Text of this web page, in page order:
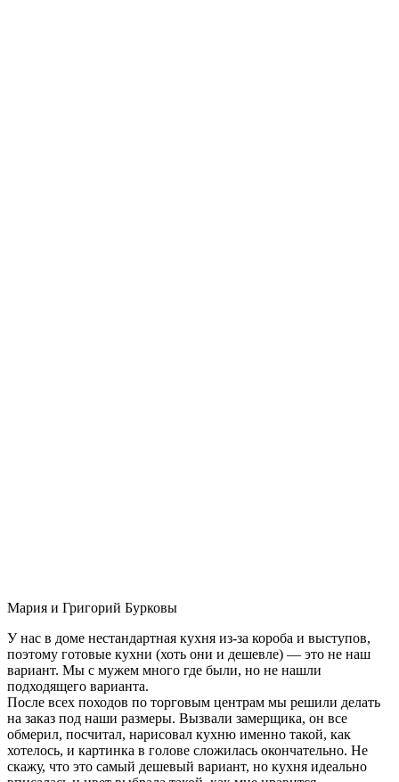
Мария и Григорий Бурковы
У нас в доме нестандартная кухня из-за короба и выступов,
поэтому готовые кухни (хоть они и дешевле) — это не наш
вариант. Мы с мужем много где были, но не нашли
подходящего варианта.
После всех походов по торговым центрам мы решили делать
на заказ под наши размеры. Вызвали замерщика, он все
обмерил, посчитал, нарисовал кухню именно такой, как
хотелось, и картинка в голове сложилась окончательно. Не
скажу, что это самый дешевый вариант, но кухня идеально